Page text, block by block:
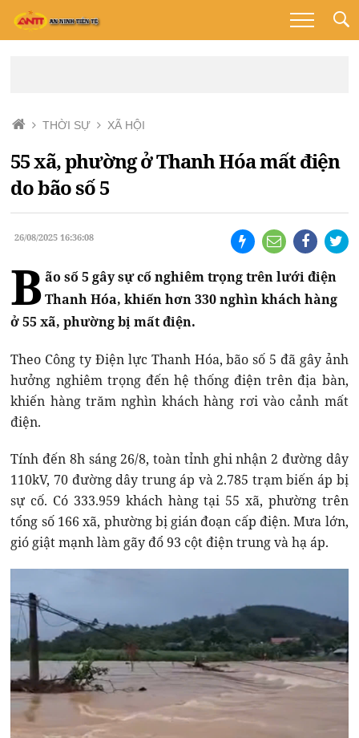
THỜI SỰ XÃ HỘI
55 xã, phường ở Thanh Hóa mất điện
do bão số 5
26/08/2025 16:36:08
B ão số 5 gây sự cố nghiêm trọng trên lưới điện
Thanh Hóa, khiến hơn 330 nghìn khách hàng
ở 55 xã, phường bị mất điện.
Theo Công ty Điện lực Thanh Hóa, bão số 5 đã gây ảnh
hưởng nghiêm trọng đến hệ thống điện trên địa bàn,
khiến hàng trăm nghìn khách hàng rơi vào cảnh mất
điện.
Tính đến 8h sáng 26/8, toàn tỉnh ghi nhận 2 đường dây
110kV, 70 đường dây trung áp và 2.785 trạm biến áp bị
sự cố. Có 333.959 khách hàng tại 55 xã, phường trên
tổng số 166 xã, phường bị gián đoạn cấp điện. Mưa lớn,
gió giật mạnh làm gãy đổ 93 cột điện trung và hạ áp.